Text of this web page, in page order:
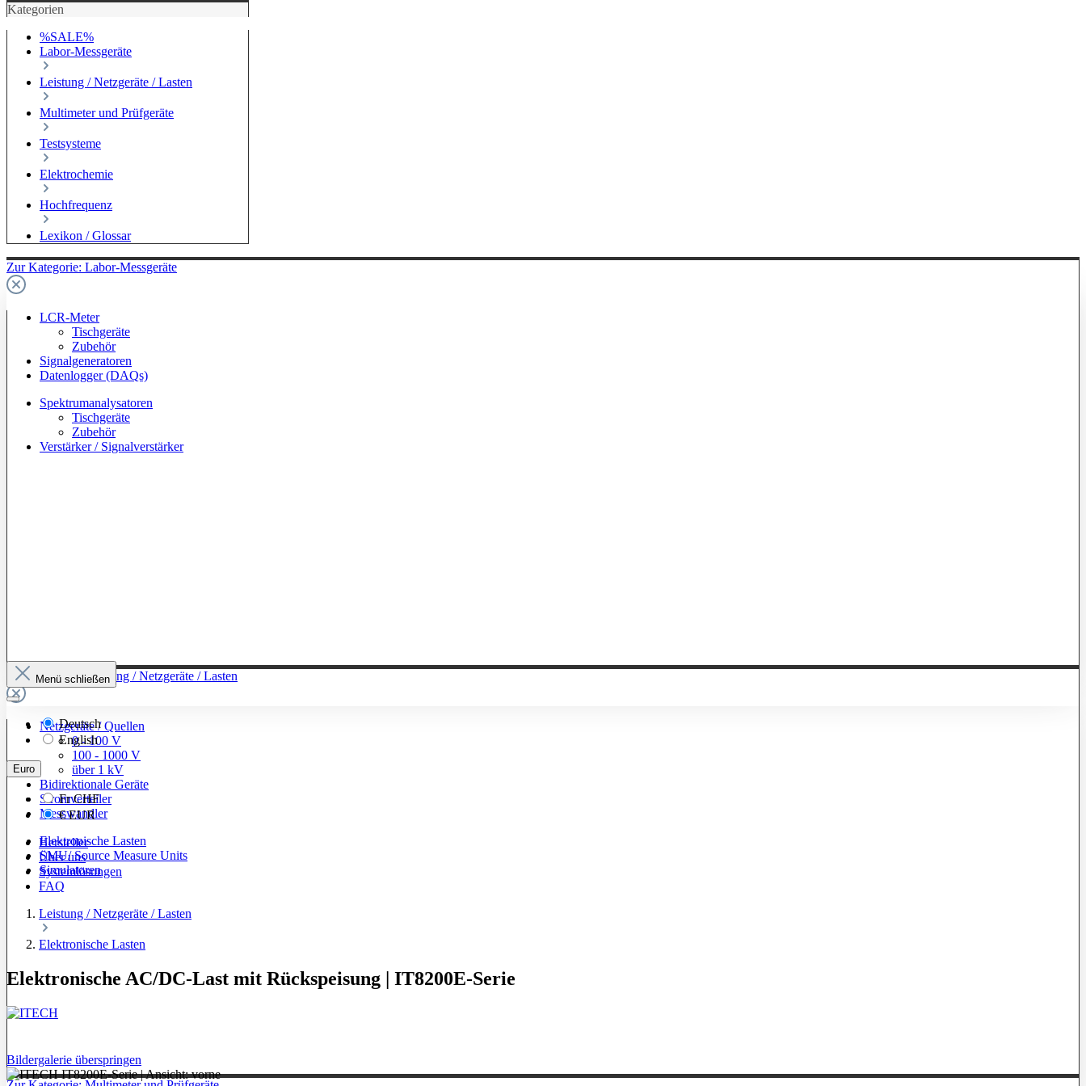
Kategorien
%SALE%
Labor-Messgeräte
Leistung / Netzgeräte / Lasten
Multimeter und Prüfgeräte
Testsysteme
Elektrochemie
Hochfrequenz
Lexikon / Glossar
Zur Kategorie: Labor-Messgeräte
LCR-Meter
Tischgeräte
Zubehör
Signalgeneratoren
Datenlogger (DAQs)
Spektrumanalysatoren
Tischgeräte
Zubehör
Verstärker / Signalverstärker
Zur Kategorie: Leistung / Netzgeräte / Lasten
Netzgeräte / Quellen
0 - 100 V
100 - 1000 V
über 1 kV
Bidirektionale Geräte
Stromverteiler
Messwandler
Elektronische Lasten
SMU/ Source Measure Units
Simulatoren
Menü schließen
Deutsch
English
Euro
FrCHF
€EUR
Hersteller
Über uns
Systemlösungen
FAQ
Leistung / Netzgeräte / Lasten
Elektronische Lasten
Elektronische AC/DC-Last mit Rückspeisung | IT8200E-Serie
Bildergalerie überspringen